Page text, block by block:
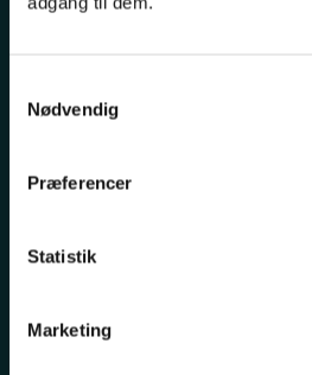
Nødvendig
Præferencer
Statistik
Marketing
Tlf.65 45 25 00